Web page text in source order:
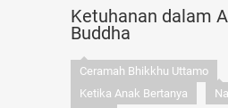
Ketuhanan dalam
Buddha
Ceramah Bhikkhu Uttamo
Ketika Anak Bertanya